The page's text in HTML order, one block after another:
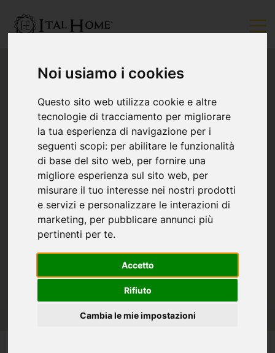
Noi usiamo i cookies
Questo sito web utilizza cookie e altre
tecnologie di tracciamento per migliorare
la tua esperienza di navigazione per i
seguenti scopi: per abilitare le funzionalità
di base del sito web, per fornire una
migliore esperienza sul sito web, per
misurare il tuo interesse nei nostri prodotti
e servizi e personalizzare le interazioni di
marketing, per pubblicare annunci più
pertinenti per te.
Accetto
Rifiuto
Cambia le mie impostazioni